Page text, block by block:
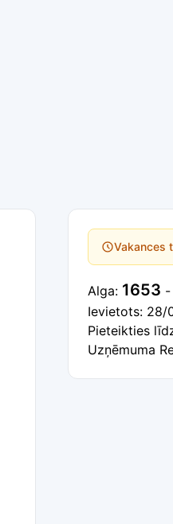
Vakances
Alga: 1653 -
Ievietots: 28/
Pieteikties
Uzņēmuma